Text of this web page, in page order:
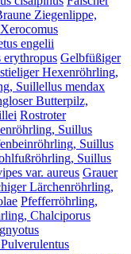
Ziegenlippe,
engelii
Gelbfüßiger
Hexenröhrling,
Suillellus mendax
Butterpilz,
Rostroter
Suillus
Suillus
Suillus
var. aureus Grauer
Lärchenröhrling,
Pfefferröhrling,
Chalciporus